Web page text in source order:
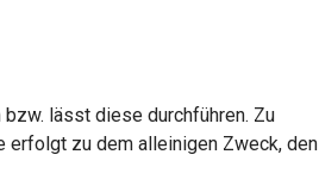
lässt diese durchführen. Zu
zu dem alleinigen Zweck, den